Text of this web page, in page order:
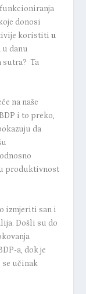
funkcioniranja
donosi
koristiti u
u danu
sutra? Ta
na naše
i to preko,
da
produktivnost
izmjeriti san i
Došli su do
a, dok je
se učinak